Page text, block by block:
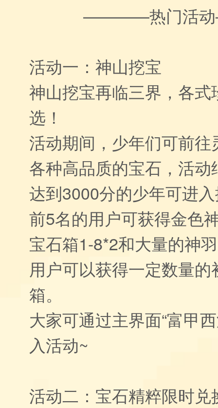
————热门活
活动一：神山挖宝
神山挖宝再临三界，各式
选！
活动期间，少年们可前
各种高品质的宝石，活
达到3000分的少年可进
前5名的用户可获得金色
宝石箱1-8*2和大量的神
用户可以获得一定数量
箱。
大家可通过主界面“富甲
入活动~
活动二：宝石精粹限时兑